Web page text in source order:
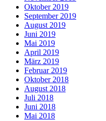
Oktober 2019
September 2019
August 2019
Juni 2019
Mai 2019
April 2019
März 2019
Februar 2019
Oktober 2018
August 2018
Juli 2018
Juni 2018
Mai 2018